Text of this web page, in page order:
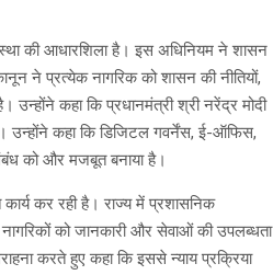
की आधारशिला है। इस अधिनियम ने शासन
ने प्रत्येक नागरिक को शासन की नीतियों,
कहा कि प्रधानमंत्री श्री नरेंद्र मोदी
उन्होंने कहा कि डिजिटल गवर्नेंस, ई-ऑफिस,
को और मजबूत बनाया है।
कर रही है। राज्य में प्रशासनिक
को जानकारी और सेवाओं की उपलब्धता
करते हुए कहा कि इससे न्याय प्रक्रिया